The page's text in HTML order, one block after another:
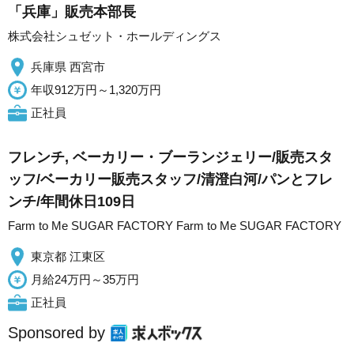
「兵庫」販売本部長
株式会社シュゼット・ホールディングス
兵庫県 西宮市
年収912万円～1,320万円
正社員
フレンチ, ベーカリー・ブーランジェリー/販売スタ
ッフ/ベーカリー販売スタッフ/清澄白河/パンとフレ
ンチ/年間休日109日
Farm to Me SUGAR FACTORY Farm to Me SUGAR FACTORY
東京都 江東区
月給24万円～35万円
正社員
Sponsored by